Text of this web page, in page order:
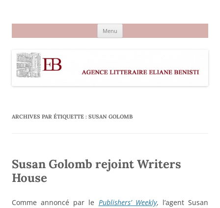
Menu
ARCHIVES PAR ÉTIQUETTE : SUSAN GOLOMB
Susan Golomb rejoint Writers
House
Comme annoncé par le Publishers’ Weekly, l’agent Susan